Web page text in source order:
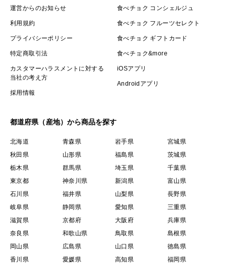
運営からのお知らせ
利用規約
プライバシーポリシー
特定商取引法
カスタマーハラスメントに対する
当社の考え方
採用情報
食べチョク コンシェルジュ
食べチョク フルーツセレクト
食べチョク ギフトカード
食べチョク&more
iOSアプリ
Androidアプリ
都道府県（産地）から商品を探す
北海道 青森県 岩手県
宮城県
秋田県
山形県 福島県
茨城県
栃木県
群馬県 埼玉県
千葉県
東京都
神奈川県 新潟県
富山県
石川県
福井県 山梨県
長野県
岐阜県
静岡県 愛知県
三重県
滋賀県
京都府 大阪府
兵庫県
奈良県
和歌山県 鳥取県
島根県
岡山県
広島県 山口県
徳島県
香川県
愛媛県 高知県 福岡県